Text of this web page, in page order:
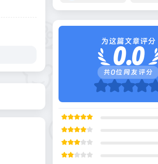
为这篇文章评分
0.0
共0位网友评分